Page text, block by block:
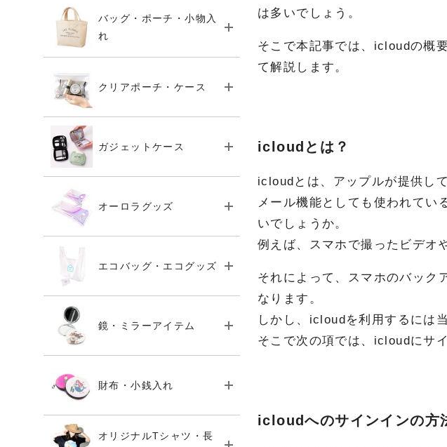
は多いでしょう。
そこで本記事では、icloudの概
て解説します。
icloudとは？
icloudとは、アップルが提供し
メール機能としても使われてい
いでしょうか。
例えば、スマホで撮ったビデオ
それによって、スマホのバック
なります。
しかし、icloudを利用するには
そこで次の項では、icloudにサ
icloudへのサインインの方
バッグ・ポーチ・小物入
れ
クリアポーチ・ケース
ガジェットケース
オーロラグッズ
エコバッグ・エコグッズ
鏡・ミラーアイテム
財布・小銭入れ
オリジナルTシャツ・長